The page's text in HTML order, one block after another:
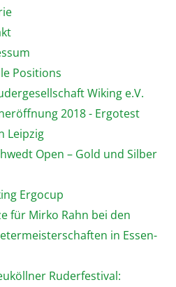
Positions
Wiking e.V.
2018 - Ergotest
Leipzig
Open – Gold und Silber
Ergocup
für Mirko Rahn bei den
in Essen-
Ruderfestival: